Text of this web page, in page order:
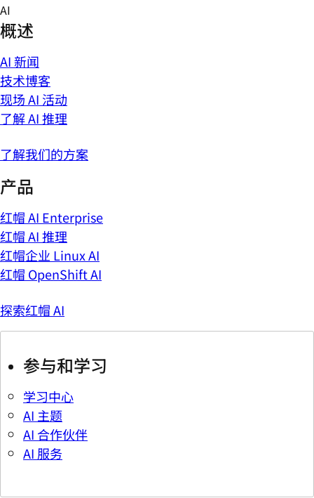
Skip
to
content
AI
概述
AI 新闻
技术博客
现场 AI 活动
了解 AI 推理
了解我们的方案
产品
红帽 AI Enterprise
红帽 AI 推理
红帽企业 Linux AI
红帽 OpenShift AI
探索红帽 AI
参与和学习
学习中心
AI 主题
AI 合作伙伴
AI 服务